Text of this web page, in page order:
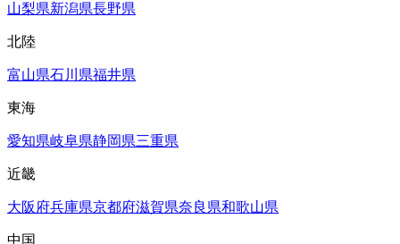
山梨県新潟県長野県
北陸
富山県石川県福井県
東海
愛知県岐阜県静岡県三重県
近畿
大阪府兵庫県京都府滋賀県奈良県和歌山県
中国